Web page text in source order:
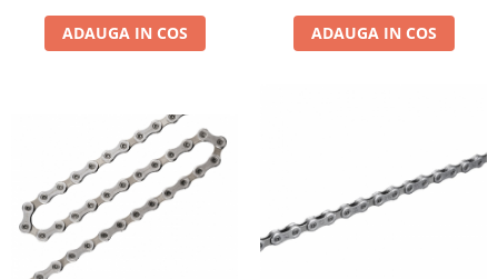
ADAUGA IN COS ADAUGA IN COS